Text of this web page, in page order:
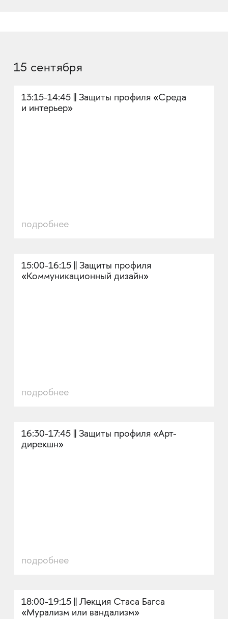
15 сентября
13:15-14:45 || Защиты профиля «Среда
и интерьер»
подробнее
15:00-16:15 || Защиты профиля
«Коммуникационный дизайн»
подробнее
16:30-17:45 || Защиты профиля «Арт-
дирекшн»
подробнее
18:00-19:15 || Лекция Стаса Багса
«Мурализм или вандализм»